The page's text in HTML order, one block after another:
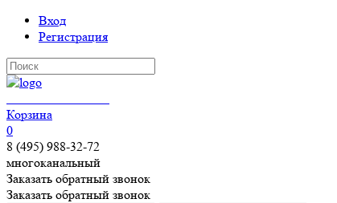
Вход
Регистрация
Корзина
0
8 (495) 988-32-72
многоканальный
Заказать обратный звонок
Заказать обратный звонок